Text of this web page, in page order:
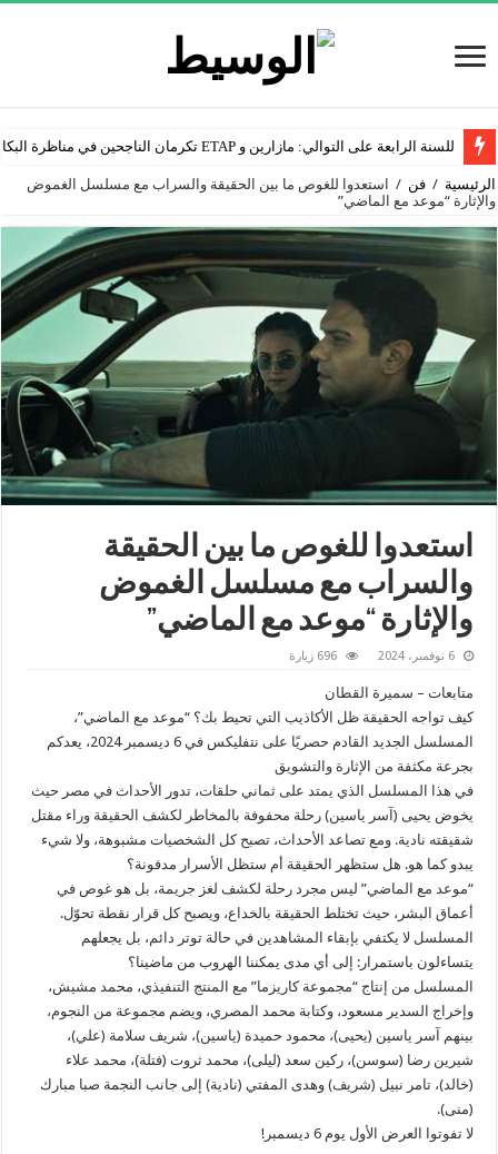
للسنة الرابعة على التوالي: مازارين و ETAP تكرمان الناجحين في مناظرة البكالوريا
الرئيسية / فن / استعدوا للغوص ما بين الحقيقة والسراب مع مسلسل الغموض
والإثارة “موعد مع الماضي”
استعدوا للغوص ما بين الحقيقة
والسراب مع مسلسل الغموض
والإثارة “موعد مع الماضي”
6 نوفمبر، 2024 696 زيارة
متابعات – سميرة القطان
كيف تواجه الحقيقة ظل الأكاذيب التي تحيط بك؟ “موعد مع الماضي”،
المسلسل الجديد القادم حصريًا على نتفليكس في 6 ديسمبر 2024، يعدكم
بجرعة مكثفة من الإثارة والتشويق
في هذا المسلسل الذي يمتد على ثماني حلقات، تدور الأحداث في مصر حيث
يخوض يحيى (آسر ياسين) رحلة محفوفة بالمخاطر لكشف الحقيقة وراء مقتل
شقيقته نادية. ومع تصاعد الأحداث، تصبح كل الشخصيات مشبوهة، ولا شيء
يبدو كما هو. هل ستظهر الحقيقة أم ستظل الأسرار مدفونة؟
“موعد مع الماضي” ليس مجرد رحلة لكشف لغز جريمة، بل هو غوص في
أعماق البشر، حيث تختلط الحقيقة بالخداع، ويصبح كل قرار نقطة تحوّل.
المسلسل لا يكتفي بإبقاء المشاهدين في حالة توتر دائم، بل يجعلهم
يتساءلون باستمرار: إلى أي مدى يمكننا الهروب من ماضينا؟
المسلسل من إنتاج “مجموعة كاريزما” مع المنتج التنفيذي، محمد مشيش،
وإخراج السدير مسعود، وكتابة محمد المصري، ويضم مجموعة من النجوم،
بينهم آسر ياسين (يحيى)، محمود حميدة (ياسين)، شريف سلامة (علي)،
شيرين رضا (سوسن)، ركين سعد (ليلى)، محمد ثروت (فتلة)، محمد علاء
(خالد)، تامر نبيل (شريف) وهدى المفتي (نادية) إلى جانب النجمة صبا مبارك
(منى).
لا تفوتوا العرض الأول يوم 6 ديسمبر!